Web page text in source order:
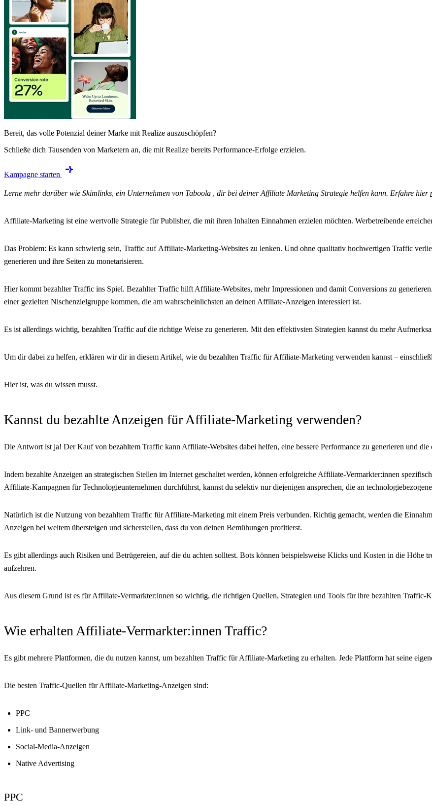
Bereit, das volle Potenzial deiner Marke mit Realize auszuschöpfen?
Schließe dich Tausenden von Marketern an, die mit Realize bereits Performance-Erfolge erzielen.
Kampagne starten
Lerne mehr darüber wie Skimlinks, ein Unternehmen von Taboola , dir bei deiner Affiliate Marketing Strategie helfen kann. Erfahre hier
Affiliate-Marketing ist eine wertvolle Strategie für Publisher, die mit ihren Inhalten Einnahmen erzielen möchten. Werbetreibende
Das Problem: Es kann schwierig sein, Traffic auf Affiliate-Marketing-Websites zu lenken. Und ohne qualitativ hochwertigen Traffic
generieren und ihre Seiten zu monetarisieren.
Hier kommt bezahlter Traffic ins Spiel. Bezahlter Traffic hilft Affiliate-Websites, mehr Impressionen und damit Conversions zu
einer gezielten Nischenzielgruppe kommen, die am wahrscheinlichsten an deinen Affiliate-Anzeigen interessiert ist.
Es ist allerdings wichtig, bezahlten Traffic auf die richtige Weise zu generieren. Mit den effektivsten Strategien kannst du mehr
Um dir dabei zu helfen, erklären wir dir in diesem Artikel, wie du bezahlten Traffic für Affiliate-Marketing verwenden kannst –
Hier ist, was du wissen musst.
Kannst du bezahlte Anzeigen für Affiliate-Marketing verwenden?
Die Antwort ist ja! Der Kauf von bezahltem Traffic kann Affiliate-Websites dabei helfen, eine bessere Performance zu generieren und die
Indem bezahlte Anzeigen an strategischen Stellen im Internet geschaltet werden, können erfolgreiche Affiliate-Vermarkter:innen
Affiliate-Kampagnen für Technologieunternehmen durchführst, kannst du selektiv nur diejenigen ansprechen, die an
Natürlich ist die Nutzung von bezahltem Traffic für Affiliate-Marketing mit einem Preis verbunden. Richtig gemacht, werden die
Anzeigen bei weitem übersteigen und sicherstellen, dass du von deinen Bemühungen profitierst.
Es gibt allerdings auch Risiken und Betrügereien, auf die du achten solltest. Bots können beispielsweise Klicks und Kosten in die Höhe
aufzehren.
Aus diesem Grund ist es für Affiliate-Vermarkter:innen so wichtig, die richtigen Quellen, Strategien und Tools für ihre bezahlten Traffic-
Wie erhalten Affiliate-Vermarkter:innen Traffic?
Es gibt mehrere Plattformen, die du nutzen kannst, um bezahlten Traffic für Affiliate-Marketing zu erhalten. Jede Plattform hat seine
Die besten Traffic-Quellen für Affiliate-Marketing-Anzeigen sind:
PPC
Link- und Bannerwerbung
Social-Media-Anzeigen
Native Advertising
PPC